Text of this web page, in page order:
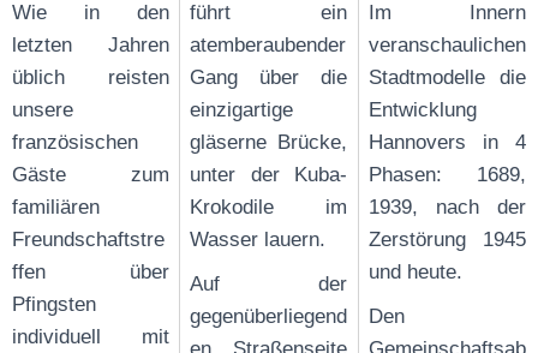
Wie in den
letzten Jahren
üblich reisten
unsere
französischen
Gäste zum
familiären
Freundschaftstre
ffen über
Pfingsten
individuell mit
führt ein
atemberaubender
Gang über die
einzigartige
gläserne Brücke,
unter der Kuba-
Krokodile im
Wasser lauern.
Auf der
gegenüberliegend
Im Innern
veranschaulichen
Stadtmodelle die
Entwicklung
Hannovers in 4
Phasen: 1689,
1939, nach der
Zerstörung 1945
und heute.
Den